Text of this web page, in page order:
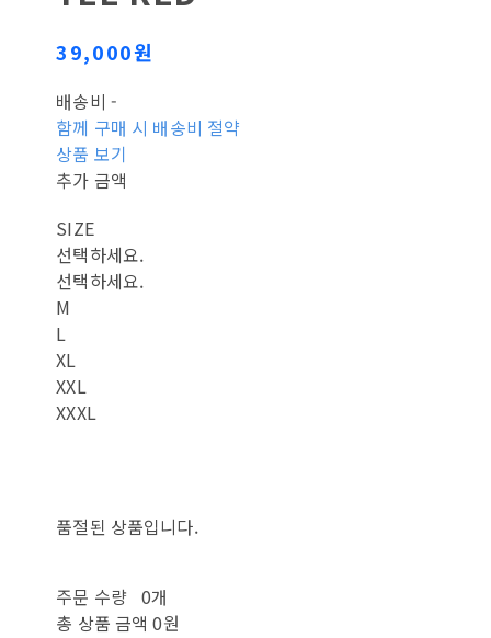
39,000원
배송비 -
함께 구매 시 배송비 절약
상품 보기
추가 금액
SIZE
선택하세요.
선택하세요.
M
L
XL
XXL
XXXL
품절된 상품입니다.
주문 수량 0개
총 상품 금액 0원